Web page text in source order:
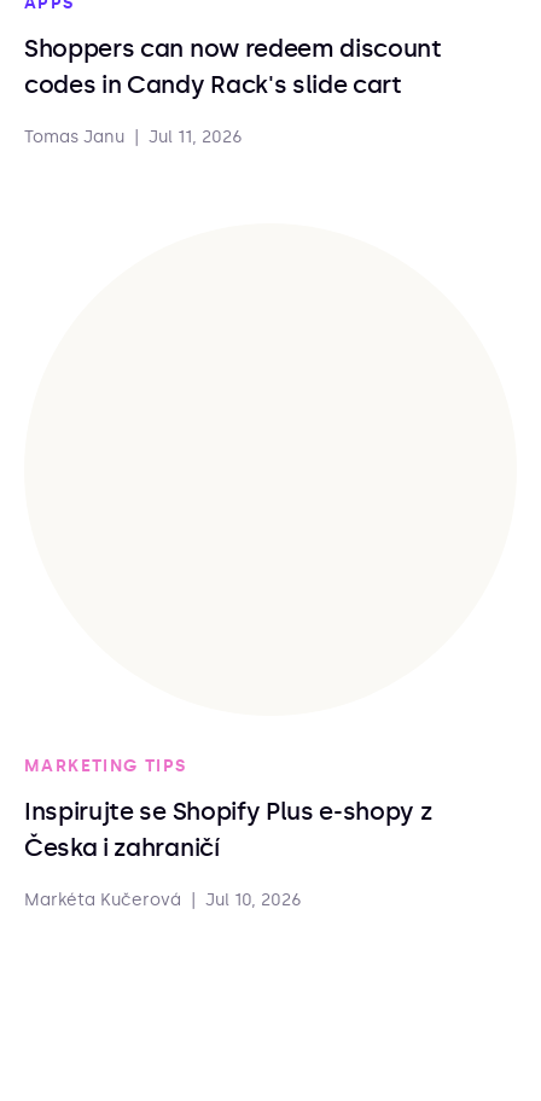
Shoppers can now redeem discount
codes in Candy Rack's slide cart
Tomas Janu Jul 11, 2026
MARKETING TIPS
Inspirujte se Shopify Plus e-shopy z
Česka i zahraničí
Markéta Kučerová Jul 10, 2026